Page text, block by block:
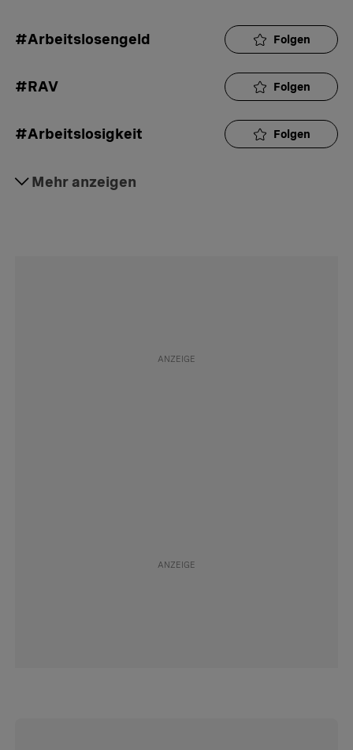
#Arbeitslosengeld Folgen
#RAV Folgen
#Arbeitslosigkeit Folgen
Mehr anzeigen
#Arbeitsvertrag